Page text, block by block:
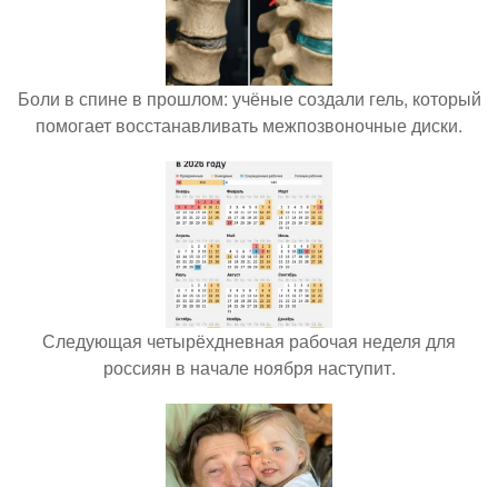
Боли в спине в прошлом: учёные создали гель, который
помогает восстанавливать межпозвоночные диски.
Следующая четырёхдневная рабочая неделя для
россиян в начале ноября наступит.